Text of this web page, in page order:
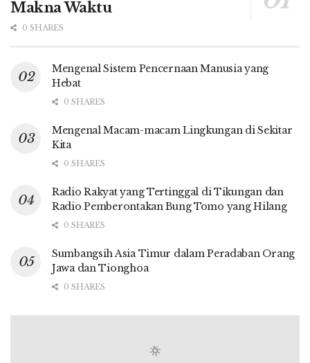
Makna Waktu
0 SHARES
Mengenal Sistem Pencernaan Manusia yang
Hebat
0 SHARES
Mengenal Macam-macam Lingkungan di Sekitar
Kita
0 SHARES
Radio Rakyat yang Tertinggal di Tikungan dan
Radio Pemberontakan Bung Tomo yang Hilang
0 SHARES
Sumbangsih Asia Timur dalam Peradaban Orang
Jawa dan Tionghoa
0 SHARES